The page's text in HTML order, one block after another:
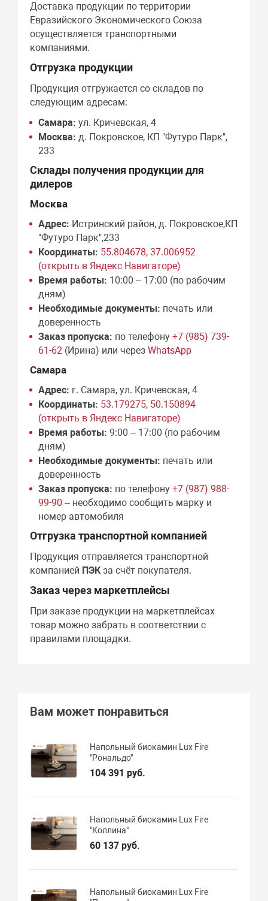
Доставка продукции по территории
Евразийского Экономического Союза
осуществляется транспортными
компаниями.
Отгрузка продукции
Продукция отгружается со складов по
следующим адресам:
Самара: ул. Кричевская, 4
Москва: д. Покровское, КП "Футуро Парк",
233
Склады получения продукции для
дилеров
Москва
Адрес: Истринский район, д. Покровское,КП
"Футуро Парк",233
Координаты: 55.804678, 37.006952
(открыть в Яндекс Навигаторе)
Время работы: 10:00 – 17:00 (по рабочим
дням)
Необходимые документы: печать или
доверенность
Заказ пропуска: по телефону+7 (985) 739-
61-62 (Ирина) или черезWhatsApp
Самара
Адрес: г. Самара, ул. Кричевская, 4
Координаты: 53.179275, 50.150894
(открыть в Яндекс Навигаторе)
Время работы: 9:00 – 17:00 (по рабочим
дням)
Необходимые документы: печать или
доверенность
Заказ пропуска: по телефону+7 (987) 988-
99-90 – необходимо сообщить марку и
номер автомобиля
Отгрузка транспортной компанией
Продукция отправляется транспортной
компанией ПЭКза счёт покупателя.
Заказ через маркетплейсы
При заказе продукции на маркетплейсах
товар можно забрать в соответствии с
правилами площадки.
Вам может понравиться
Напольный биокамин Lux Fire
"Рональдо"
104 391 руб.
Напольный биокамин Lux Fire
"Коллина"
60 137 руб.
Напольный биокамин Lux Fire